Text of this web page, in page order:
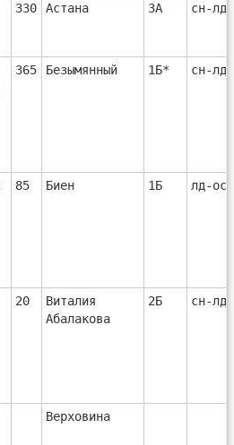
330 Астана 3А сн-
365 Безымянный 1Б* сн-
85 Биен 1Б лд-ос
20
Виталия
Абалакова
2Б сн-
Верховина